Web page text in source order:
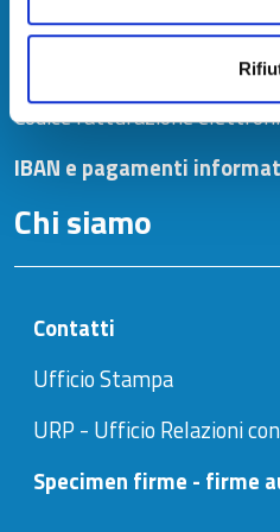
Codice fatturazione
IBAN e pagamenti
Chi siamo
Contatti
Ufficio Stampa
URP - Ufficio Relazioni
Specimen firme - firme